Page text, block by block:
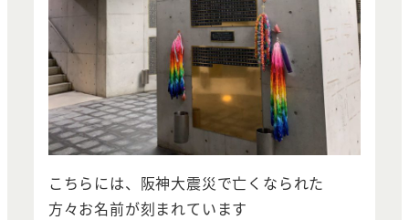
こちらには、阪神大震災で亡くなられた
方々お名前が刻まれています